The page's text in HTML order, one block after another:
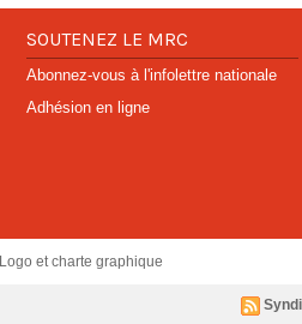
SOUTENEZ LE MRC
Abonnez-vous à l'infolettre nationale
Adhésion en ligne
Logo et charte graphique